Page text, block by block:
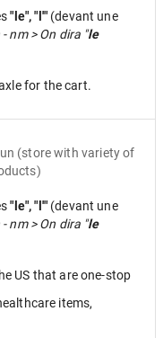
"le", "l'" (devant une
nm > On dira "le
for the cart.
(store with variety of
"le", "l'" (devant une
nm > On dira "le
US that are one-stop
items,